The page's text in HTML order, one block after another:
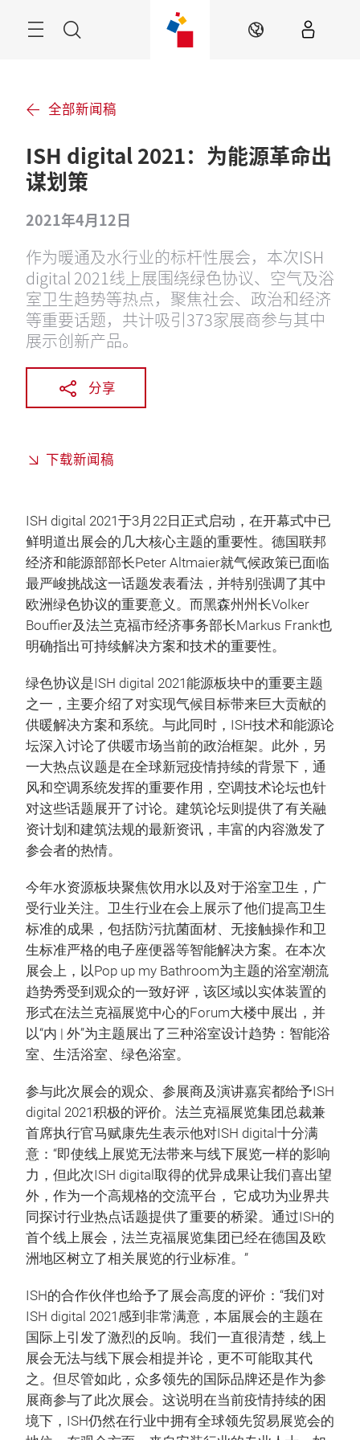
菜
ZH
全部新闻稿
ISH digital 2021：为能源革命出
谋划策
2021年4月12日
作为暖通及水行业的标杆性展会，本次ISH
digital 2021线上展围绕绿色协议、空气及浴
室卫生趋势等热点，聚焦社会、政治和经济
等重要话题，共计吸引373家展商参与其中
展示创新产品。
分享
下载新闻稿
ISH digital 2021于3月22日正式启动，在开幕式中已
鲜明道出展会的几大核心主题的重要性。德国联邦
经济和能源部部长Peter Altmaier就气候政策已面临
最严峻挑战这一话题发表看法，并特别强调了其中
欧洲绿色协议的重要意义。而黑森州州长Volker
Bouffier及法兰克福市经济事务部长Markus Frank也
明确指出可持续解决方案和技术的重要性。
绿色协议是ISH digital 2021能源板块中的重要主题
之一，主要介绍了对实现气候目标带来巨大贡献的
供暖解决方案和系统。与此同时，ISH技术和能源论
坛深入讨论了供暖市场当前的政治框架。此外，另
一大热点议题是在全球新冠疫情持续的背景下，通
风和空调系统发挥的重要作用，空调技术论坛也针
对这些话题展开了讨论。建筑论坛则提供了有关融
资计划和建筑法规的最新资讯，丰富的内容激发了
参会者的热情。
今年水资源板块聚焦饮用水以及对于浴室卫生，广
受行业关注。卫生行业在会上展示了他们提高卫生
标准的成果，包括防污抗菌面材、无接触操作和卫
生标准严格的电子座便器等智能解决方案。在本次
展会上，以Pop up my Bathroom为主题的浴室潮流
趋势秀受到观众的一致好评，该区域以实体装置的
形式在法兰克福展览中心的Forum大楼中展出，并
以“内 | 外”为主题展出了三种浴室设计趋势：智能浴
室、生活浴室、绿色浴室。
参与此次展会的观众、参展商及演讲嘉宾都给予ISH
digital 2021积极的评价。法兰克福展览集团总裁兼
首席执行官马赋康先生表示他对ISH digital十分满
意：“即使线上展览无法带来与线下展览一样的影响
力，但此次ISH digital取得的优异成果让我们喜出望
外，作为一个高规格的交流平台， 它成功为业界共
同探讨行业热点话题提供了重要的桥梁。通过ISH的
首个线上展会，法兰克福展览集团已经在德国及欧
洲地区树立了相关展览的行业标准。”
ISH的合作伙伴也给予了展会高度的评价：“我们对
ISH digital 2021感到非常满意，本届展会的主题在
国际上引发了激烈的反响。我们一直很清楚，线上
展会无法与线下展会相提并论，更不可能取其代
之。但尽管如此，众多领先的国际品牌还是作为参
展商参与了此次展会。这说明在当前疫情持续的困
境下，ISH仍然在行业中拥有全球领先贸易展览会的